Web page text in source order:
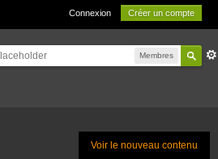
Connexion Créer un compte
Membres
Voir le nouveau contenu